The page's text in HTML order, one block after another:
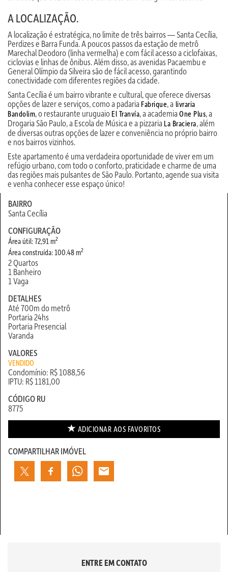
A LOCALIZAÇÃO.
A localização é estratégica, no limite de três bairros — Santa Cecília,
Perdizes e Barra Funda. A poucos passos da estação de metrô
Marechal Deodoro (linha vermelha) e com fácil acesso a ciclofaixas,
ciclovias e linhas de ônibus. Além disso, as avenidas Pacaembu e
General Olímpio da Silveira são de fácil acesso, garantindo
conectividade com diferentes regiões da cidade.
Santa Cecília é um bairro vibrante e cultural, que oferece diversas
opções de lazer e serviços, como a padaria Fabrique, a livraria
Bandolim, o restaurante uruguaio El Tranvía, a academia One Plus, a
Drogaria São Paulo, a Escola de Música e a pizzaria La Braciera, além
de diversas outras opções de lazer e conveniência no próprio bairro
e nos bairros vizinhos.
Este apartamento é uma verdadeira oportunidade de viver em um
refúgio urbano, com todo o conforto, praticidade e charme de uma
das regiões mais pulsantes de São Paulo. Portanto, agende sua visita
e venha conhecer esse espaço único!
BAIRRO
Santa Cecília
CONFIGURAÇÃO
Área útil: 72,91 m2
Área construída: 100.48 m2
2 Quartos
1 Banheiro
1 Vaga
DETALHES
Até 700m do metrô
Portaria 24hs
Portaria Presencial
Varanda
VALORES
VENDIDO
Condomínio: R$ 1088,56
IPTU: R$ 1181,00
CÓDIGO RU
8775
ADICIONAR AOS FAVORITOS
COMPARTILHAR IMÓVEL
ENTRE EM CONTATO